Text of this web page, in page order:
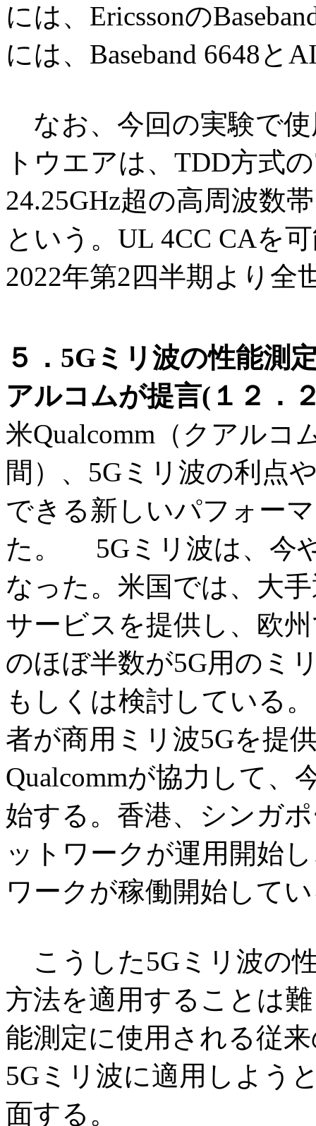
には、Ericssonの
には、Baseband 6648と
なお、今回の実験で使
トウエアは、TDD方式
24.25GHz超の高周波数
という。UL 4CC CAを
2022年第2四半期より全
５．5Gミリ波の性能
アルコムが提言(１２
米Qualcomm（クアルコ
間）、5Gミリ波の利点
できる新しいパフォー
た。 5Gミリ波は、今
なった。米国では、大
サービスを提供し、欧
のほぼ半数が5G用のミ
もしくは検討している
者が商用ミリ波5Gを提
Qualcommが協力して、
始する。香港、シンガ
ットワークが運用開始
ワークが稼働開始して
こうした5Gミリ波の
方法を適用することは
能測定に使用される従
5Gミリ波に適用しよう
面する。